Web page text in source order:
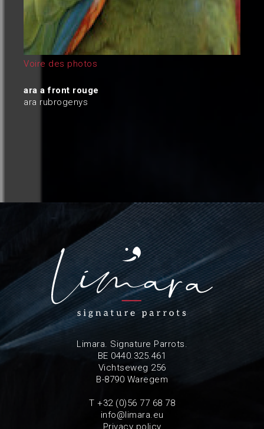
Voire des photos
ara a front rouge
ara rubrogenys
Limara. Signature Parrots.
BE 0440.325.461
Vichtseweg 256
B-8790 Waregem
T +32 (0)56 77 68 78
info@limara.eu
Privacy policy